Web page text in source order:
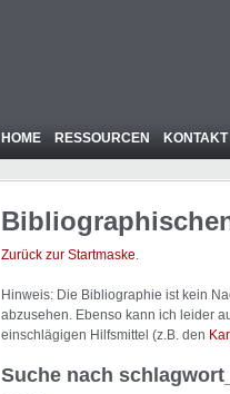
HOME RESSOURCEN KONTAKT
Zurück zur Startmaske.
Hinweis: Die Bibliographie ist kein
abzusehen. Ebenso kann ich leider
einschlägigen Hilfsmittel (z.B. den
Suche nach